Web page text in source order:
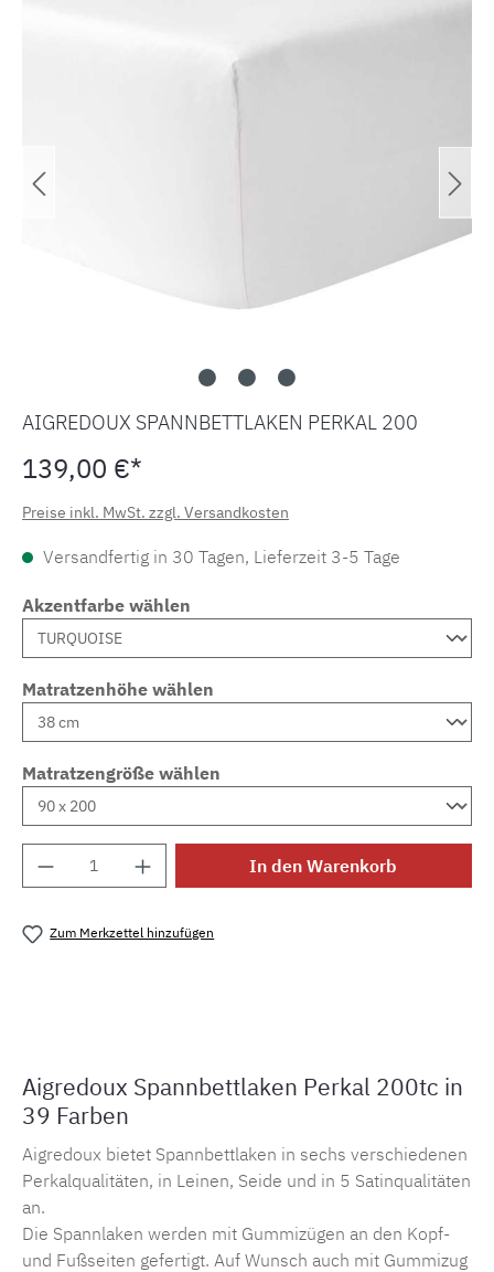
AIGREDOUX SPANNBETTLAKEN PERKAL 200
139,00 €*
Preise inkl. MwSt. zzgl. Versandkosten
Versandfertig in 30 Tagen, Lieferzeit 3-5 Tage
Akzentfarbe wählen
Matratzenhöhe wählen
Matratzengröße wählen
Produkt Anzahl: Gib den gewünschten
In den Warenkorb
Zum Merkzettel hinzufügen
Aigredoux Spannbettlaken Perkal 200tc in
39 Farben
Aigredoux bietet Spannbettlaken in sechs verschiedenen
Perkalqualitäten, in Leinen, Seide und in 5 Satinqualitäten
an.
Die Spannlaken werden mit Gummizügen an den Kopf-
und Fußseiten gefertigt. Auf Wunsch auch mit Gummizug